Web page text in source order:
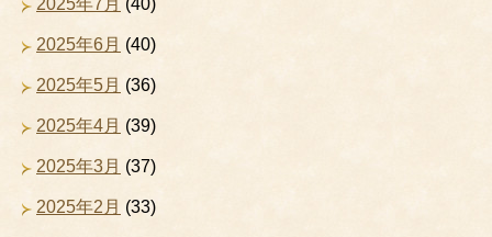
2025年7月 (40)
2025年6月 (40)
2025年5月 (36)
2025年4月 (39)
2025年3月 (37)
2025年2月 (33)